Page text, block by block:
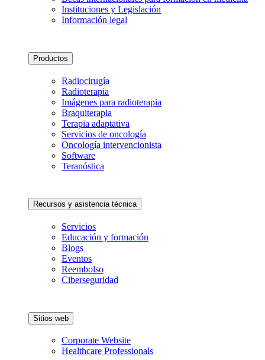
Instituciones y Legislación
Información legal
Productos
Radiocirugía
Radioterapia
Imágenes para radioterapia
Braquiterapia
Terapia adaptativa
Servicios de oncología
Oncología intervencionista
Software
Teranóstica
Recursos y asistencia técnica
Servicios
Educación y formación
Blogs
Eventos
Reembolso
Ciberseguridad
Sitios web
Corporate Website
Healthcare Professionals